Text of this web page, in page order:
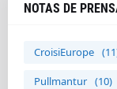
NOTAS DE
CroisiEurope
Pullmantur (10)